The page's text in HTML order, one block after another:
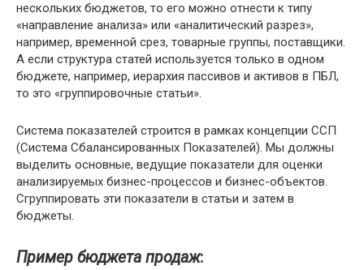
нескольких бюджетов, то его можно отнести к типу
«направление анализа» или «аналитический разрез»,
например, временной срез, товарные группы, поставщики.
А если структура статей используется только в одном
бюджете, например, иерархия пассивов и активов в ПБЛ,
то это «группировочные статьи».
Система показателей строится в рамках концепции ССП
(Система Сбалансированных Показателей). Мы должны
выделить основные, ведущие показатели для оценки
анализируемых бизнес-процессов и бизнес-объектов.
Сгруппировать эти показатели в статьи и затем в
бюджеты.
Пример бюджета продаж: